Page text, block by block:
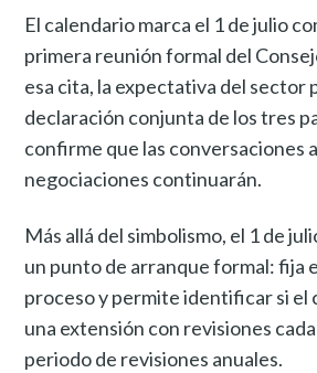
El calendario marca el 1 de julio
primera reunión formal del
esa cita, la expectativa del sector
declaración conjunta de los tres
confirme que las conversaciones
negociaciones continuarán.
Más allá del simbolismo, el 1 de
un punto de arranque formal: fija
proceso y permite identificar si el
una extensión con revisiones
periodo de revisiones anuales.